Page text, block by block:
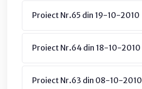
Proiect Nr.65 din 19-10-2010
Proiect Nr.64 din 18-10-2010
Proiect Nr.63 din 08-10-2010